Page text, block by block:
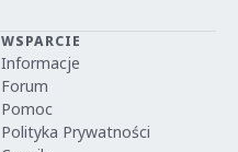
WSPARCIE
Informacje
Forum
Pomoc
Polityka Prywatności